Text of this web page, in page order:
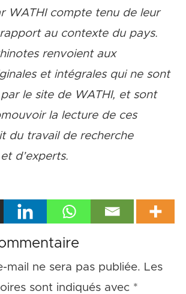
WATHI compte tenu de leur
au contexte du pays.
renvoient aux
et intégrales qui ne sont
le site de WATHI, et sont
la lecture de ces
du travail de recherche
d’experts.
mail ne sera pas publiée. Les
sont indiqués avec *